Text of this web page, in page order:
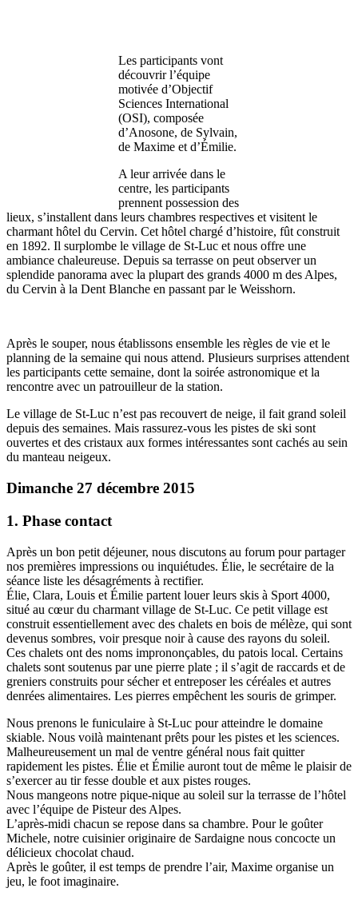
Les participants vont
découvrir l’équipe
motivée d’Objectif
Sciences International
(OSI), composée
d’Anosone, de Sylvain,
de Maxime et d’Émilie.
A leur arrivée dans le
centre, les participants
prennent possession des
lieux, s’installent dans leurs chambres respectives et visitent le
charmant hôtel du Cervin. Cet hôtel chargé d’histoire, fût construit
en 1892. Il surplombe le village de St-Luc et nous offre une
ambiance chaleureuse. Depuis sa terrasse on peut observer un
splendide panorama avec la plupart des grands 4000 m des Alpes,
du Cervin à la Dent Blanche en passant par le Weisshorn.
Après le souper, nous établissons ensemble les règles de vie et le
planning de la semaine qui nous attend. Plusieurs surprises attendent
les participants cette semaine, dont la soirée astronomique et la
rencontre avec un patrouilleur de la station.
Le village de St-Luc n’est pas recouvert de neige, il fait grand soleil
depuis des semaines. Mais rassurez-vous les pistes de ski sont
ouvertes et des cristaux aux formes intéressantes sont cachés au sein
du manteau neigeux.
Dimanche 27 décembre 2015
1. Phase contact
Après un bon petit déjeuner, nous discutons au forum pour partager
nos premières impressions ou inquiétudes. Élie, le secrétaire de la
séance liste les désagréments à rectifier.
Élie, Clara, Louis et Émilie partent louer leurs skis à Sport 4000,
situé au cœur du charmant village de St-Luc. Ce petit village est
construit essentiellement avec des chalets en bois de mélèze, qui sont
devenus sombres, voir presque noir à cause des rayons du soleil.
Ces chalets ont des noms imprononçables, du patois local. Certains
chalets sont soutenus par une pierre plate ; il s’agit de raccards et de
greniers construits pour sécher et entreposer les céréales et autres
denrées alimentaires. Les pierres empêchent les souris de grimper.
Nous prenons le funiculaire à St-Luc pour atteindre le domaine
skiable. Nous voilà maintenant prêts pour les pistes et les sciences.
Malheureusement un mal de ventre général nous fait quitter
rapidement les pistes. Élie et Émilie auront tout de même le plaisir de
s’exercer au tir fesse double et aux pistes rouges.
Nous mangeons notre pique-nique au soleil sur la terrasse de l’hôtel
avec l’équipe de Pisteur des Alpes.
L’après-midi chacun se repose dans sa chambre. Pour le goûter
Michele, notre cuisinier originaire de Sardaigne nous concocte un
délicieux chocolat chaud.
Après le goûter, il est temps de prendre l’air, Maxime organise un
jeu, le foot imaginaire.